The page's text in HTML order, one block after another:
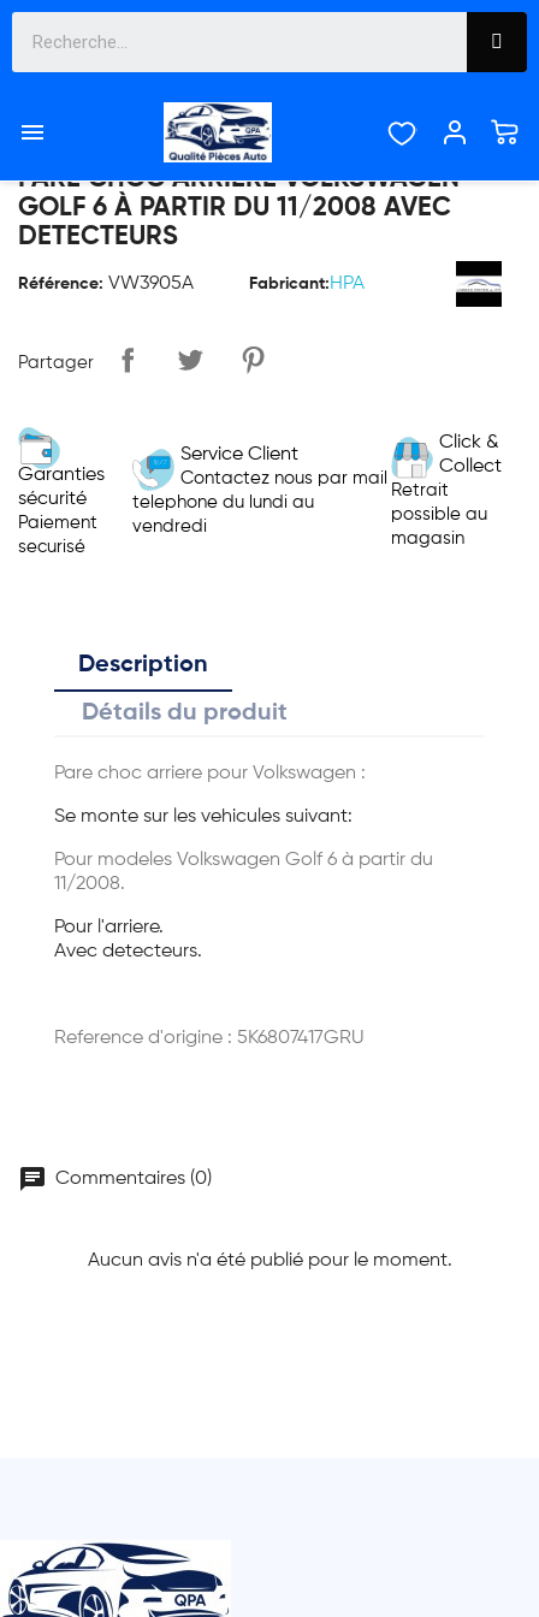

 
PARE CHOC ARRIERE VOLKSWAGEN
GOLF 6 À PARTIR DU 11/2008 AVEC
DETECTEURS
Référence: VW3905A Fabricant: HPA
Partager
Garanties
sécurité
Paiement
securisé
Service Client
Contactez nous par mail
telephone du lundi au
vendredi
Click &
Collect
Retrait
possible au
magasin
Description
Détails du produit
Pare choc arriere pour Volkswagen :
Se monte sur les vehicules suivant:
Pour modeles Volkswagen Golf 6 à partir du
11/2008.
Pour l'arriere.
Avec detecteurs.
Reference d'origine : 5K6807417GRU
chat Commentaires (0)
Aucun avis n'a été publié pour le moment.